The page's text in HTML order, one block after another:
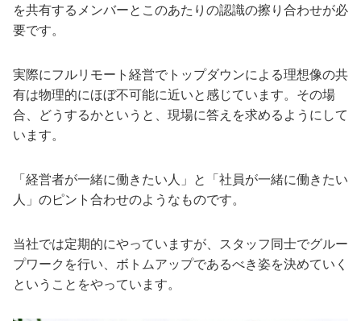
を共有するメンバーとこのあたりの認識の擦り合わせが必
要です。
実際にフルリモート経営でトップダウンによる理想像の共
有は物理的にほぼ不可能に近いと感じています。その場
合、どうするかというと、現場に答えを求めるようにして
います。
「経営者が一緒に働きたい人」と「社員が一緒に働きたい
人」のピント合わせのようなものです。
当社では定期的にやっていますが、スタッフ同士でグルー
プワークを行い、ボトムアップであるべき姿を決めていく
ということをやっています。